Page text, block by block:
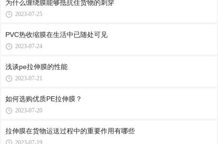
为什么缠绕膜能够抵抗住货物的刺穿
2023-07-25
PVC热收缩膜在生活中已随处可见
2023-07-24
浅谈pe拉伸膜的性能
2023-07-21
如何选购优质PE拉伸膜？
2023-07-20
拉伸膜在货物运送过程中的重要作用有哪些
2023-07-19